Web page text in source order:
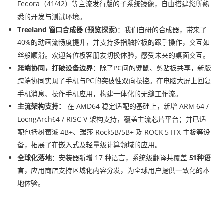
Fedora（41/42）等主流发行版的子系统镜像，自由搭建您所熟
悉的开发与测试环境。
Treeland 窗口合成器 (预览探索)：我们自研的合成器，带来了
40%的动画流畅度提升，并支持多指触控板的跟手操作，交互如
丝般顺滑。欢迎各位极客朋友切换体验，感受未来的桌面交互。
跨端协同，打破设备边界：除了PC间的键鼠、剪贴板共享，新版
跨端协同实现了手机与PC的突破性双向操控。在电脑大屏上回复
手机消息、操作手机应用，构建一体化的无缝工作流。
主流架构支持： 在 AMD64 稳定适配的基础上，新增 ARM 64 /
LoongArch64 / RISC-V 架构支持，覆盖主流芯片平台；并已适
配包括树莓派 4B+、瑞莎 Rock5B/5B+ 及 ROCK 5 ITX 主板等设
备，拓展了在嵌入式及轻量级计算领域的应用。
全球化落地：安装器新增 17 种语言，系统级翻译共覆盖 51种语
言，应用商店支持区域化内容分发，为全球用户提供一致化的本
地体验。